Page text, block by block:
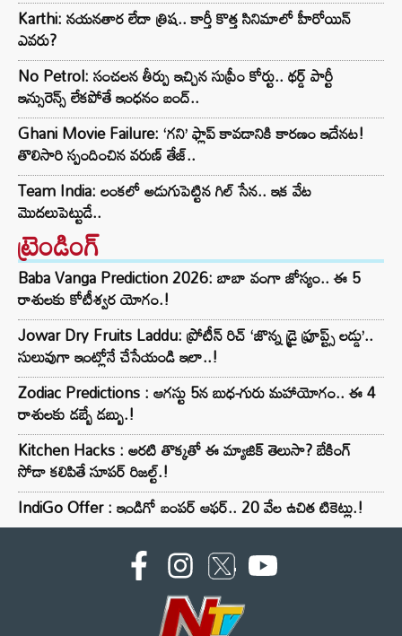
Karthi: నయనతార లేదా త్రిష.. కార్తీ కొత్త సినిమాలో హీరోయిన్
ఎవరు?
No Petrol: సంచలన తీర్పు ఇచ్చిన సుప్రీం కోర్టు.. థర్డ్ పార్టీ
ఇన్సురెన్స్ లేకపోతే ఇంధనం బంద్..
Ghani Movie Failure: ‘గని’ ఫ్లాప్‌ కావడానికి కారణం ఇదేనట!
తొలిసారి స్పందించిన వరుణ్ తేజ్..
Team India: లంకలో అడుగుపెట్టిన గిల్ సేన.. ఇక వేట
మొదలుపెట్టుడే..
ట్రెండింగ్‌
Baba Vanga Prediction 2026: బాబా వంగా జోస్యం.. ఈ 5
రాశులకు కోటీశ్వర యోగం.!
Jowar Dry Fruits Laddu: ప్రోటీన్ రిచ్ ‘జొన్న డ్రై ఫ్రూప్ట్స్ లడ్డు’..
సులువుగా ఇంట్లోనే చేసేయండి ఇలా..!
Zodiac Predictions : ఆగస్టు 5న బుధ-గురు మహాయోగం.. ఈ 4
రాశులకు డబ్బే డబ్బు.!
Kitchen Hacks : అరటి తొక్కతో ఈ మ్యాజిక్ తెలుసా? బేకింగ్
సోడా కలిపితే సూపర్ రిజల్ట్.!
IndiGo Offer : ఇండిగో బంపర్ ఆఫర్.. 20 వేల ఉచిత టికెట్లు.!